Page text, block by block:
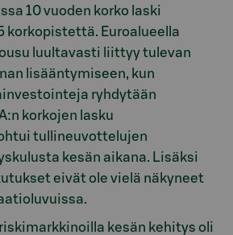
10 vuoden korko laski
korkopistettä. Euroalueella
luultavasti liittyy tulevan
lisääntymiseen, kun
ryhdytään
korkojen lasku
tullineuvottelujen
kesän aikana. Lisäksi
eivät ole vielä näkyneet
kesän kehitys oli